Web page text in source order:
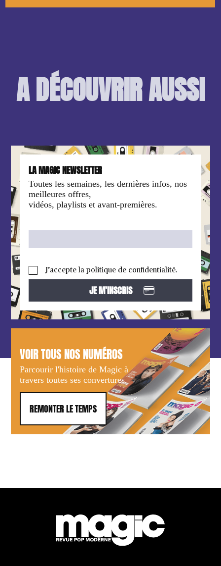
A DÉCOUVRIR AUSSI
LA MAGIC NEWSLETTER
Toutes les semaines, les dernières infos, nos
meilleures offres,
vidéos, playlists et avant-premières.
J’accepte la politique de confidentialité.
VOIR TOUS NOS NUMÉROS
Parcourir l'histoire de Magic à
travers toutes ses convertures.
REMONTER LE TEMPS